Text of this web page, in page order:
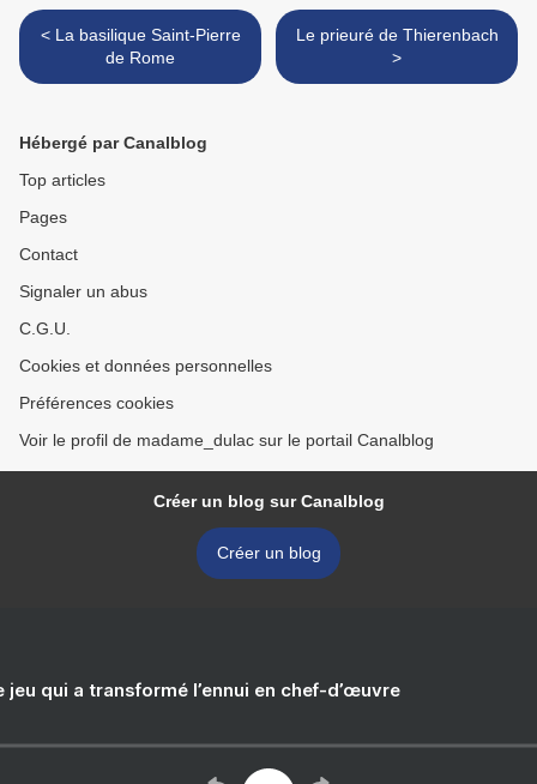
< La basilique Saint-Pierre
de Rome
Le prieuré de Thierenbach
>
Hébergé par Canalblog
Top articles
Pages
Contact
Signaler un abus
C.G.U.
Cookies et données personnelles
Préférences cookies
Voir le profil de madame_dulac sur le portail Canalblog
Créer un blog sur Canalblog
Créer un blog
jeu qui a transformé l’ennui en chef-d’œuvre